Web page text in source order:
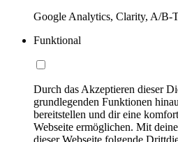
Google Analytics, Clarity, A/B-
Funktional
Durch das Akzeptieren dieser
grundlegenden Funktionen
bereitstellen und dir eine
Webseite ermöglichen. Mit
dieser Webseite folgende